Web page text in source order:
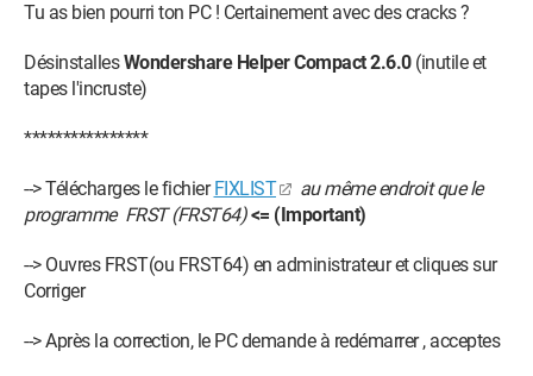
Tu as bien pourri ton PC ! Certainement avec des cracks ?
DésinstallesWondershare Helper Compact 2.6.0 (inutile et
tapes l'incruste)
****************
--> Télécharges le fichierFIXLIST
au même endroit que le
programme FRST (FRST64)<= (Important)
--> Ouvres FRST(ou FRST64) en administrateur et cliques sur
Corriger
--> Après la correction, le PC demande à redémarrer , acceptes